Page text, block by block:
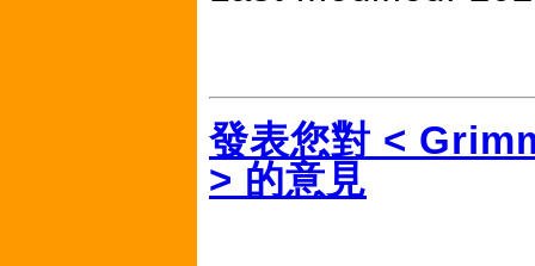
發表您對 <
> 的意見